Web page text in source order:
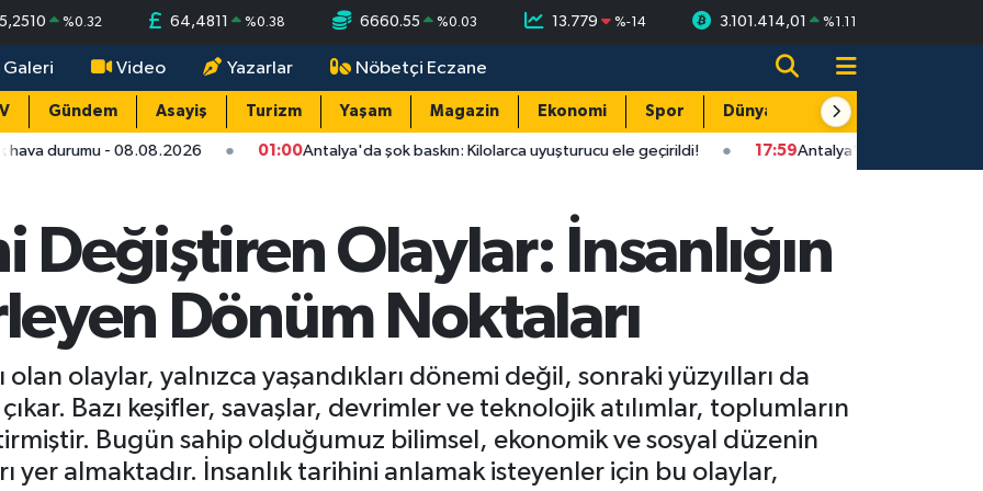
%0.32 64,4811 %0.38 6660.55 %0.03 13.779 %-14 3.101.414,01 %1.11
Galeri Video Yazarlar Nöbetçi Eczane
Gündem Asayiş Turizm Yaşam Magazin Ekonomi Spor Dünya Resmi Reklamlar
- 08.08.2026 01:00Antalya'da şok baskın: Kilolarca uyuşturucu ele geçirildi! 17:59Antalya'da uyuşturucu operasyonu:
Değiştiren Olaylar: İnsanlığın
Dönüm Noktaları
olaylar, yalnızca yaşandıkları dönemi değil, sonraki yüzyılları da
Bazı keşifler, savaşlar, devrimler ve teknolojik atılımlar, toplumların
Bugün sahip olduğumuz bilimsel, ekonomik ve sosyal düzenin
yer almaktadır. İnsanlık tarihini anlamak isteyenler için bu olaylar,